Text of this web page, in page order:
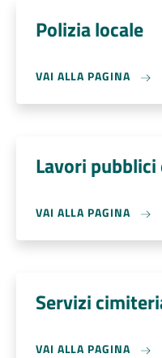
Polizia locale
VAI ALLA PAGINA
Lavori
VAI ALLA PAGINA
Servizi
VAI ALLA PAGINA